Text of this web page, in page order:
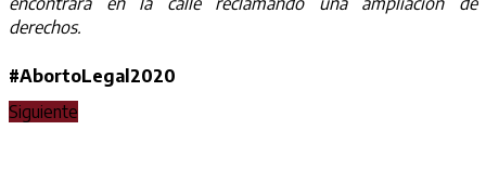
derechos.
#AbortoLegal2020
Siguiente